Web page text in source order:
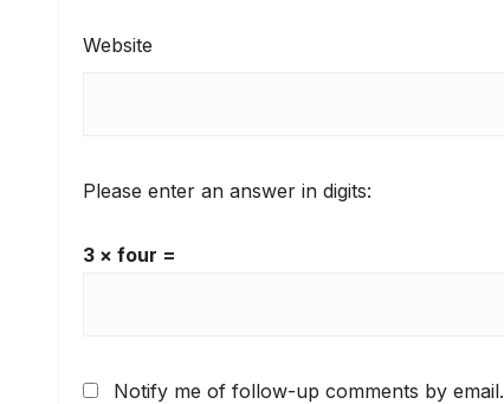
Website
Please enter an answer in digits:
3 × four =
Notify me of follow-up comments by email.